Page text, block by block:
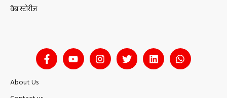
वेब स्टोरीज
About Us